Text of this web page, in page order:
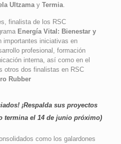
Ultzamay Termia.
finalista de los RSC
Energía Vital: Bienestar y
iniciativas en
profesional, formación
interna, así como en el
otros dos finalistas en RSC
Rubber
¡Respalda sus proyectos
termina el 14 de junio próximo)
como los galardones